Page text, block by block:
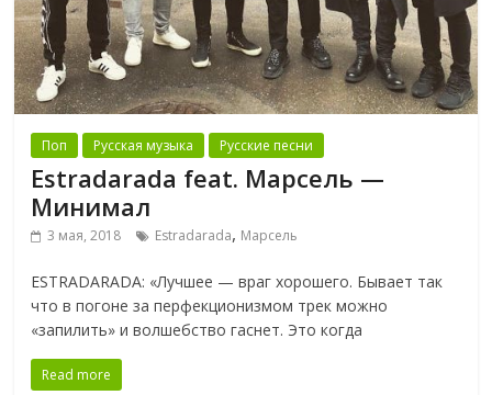
Поп Русская музыка Русские песни
Estradarada feat. Марсель —
Минимал
3 мая, 2018 Estradarada, Марсель
ESTRADARADA: «Лучшее — враг хорошего. Бывает так
что в погоне за перфекционизмом трек можно
«запилить» и волшебство гаснет. Это когда
Read more